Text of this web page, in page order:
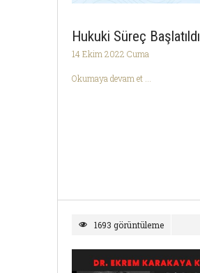
Hukuki Süreç Başlatıldı
14 Ekim 2022 Cuma
Okumaya devam et ...
1693 görüntüleme